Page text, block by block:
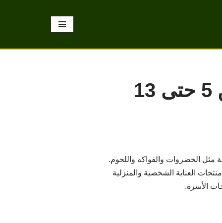
عروض نوري سوبر ماركت جميع الفروع من 5 حتى 13
مثل الخضروات والفواكه واللحوم.
العناية الشخصية والمنزلية
الأسرة.